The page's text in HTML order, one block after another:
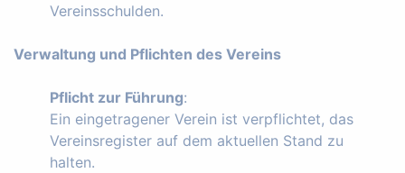
Vereinsschulden.
Verwaltung und Pflichten des Vereins
Pflicht zur Führung:
Ein eingetragener Verein ist verpflichtet, das
Vereinsregister auf dem aktuellen Stand zu
halten.